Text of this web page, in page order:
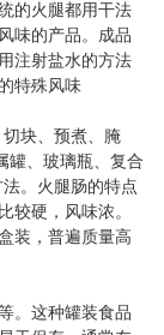
的火腿都用干法
味的产品。成品
注射盐水的方法
特殊风味
块、预煮、腌
罐、玻璃瓶、复合
。火腿肠的特点
较硬，风味浓。
装，普遍质量高
。这种罐装食品